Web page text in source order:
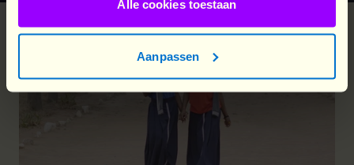
Alle cookies toestaan
Aanpassen